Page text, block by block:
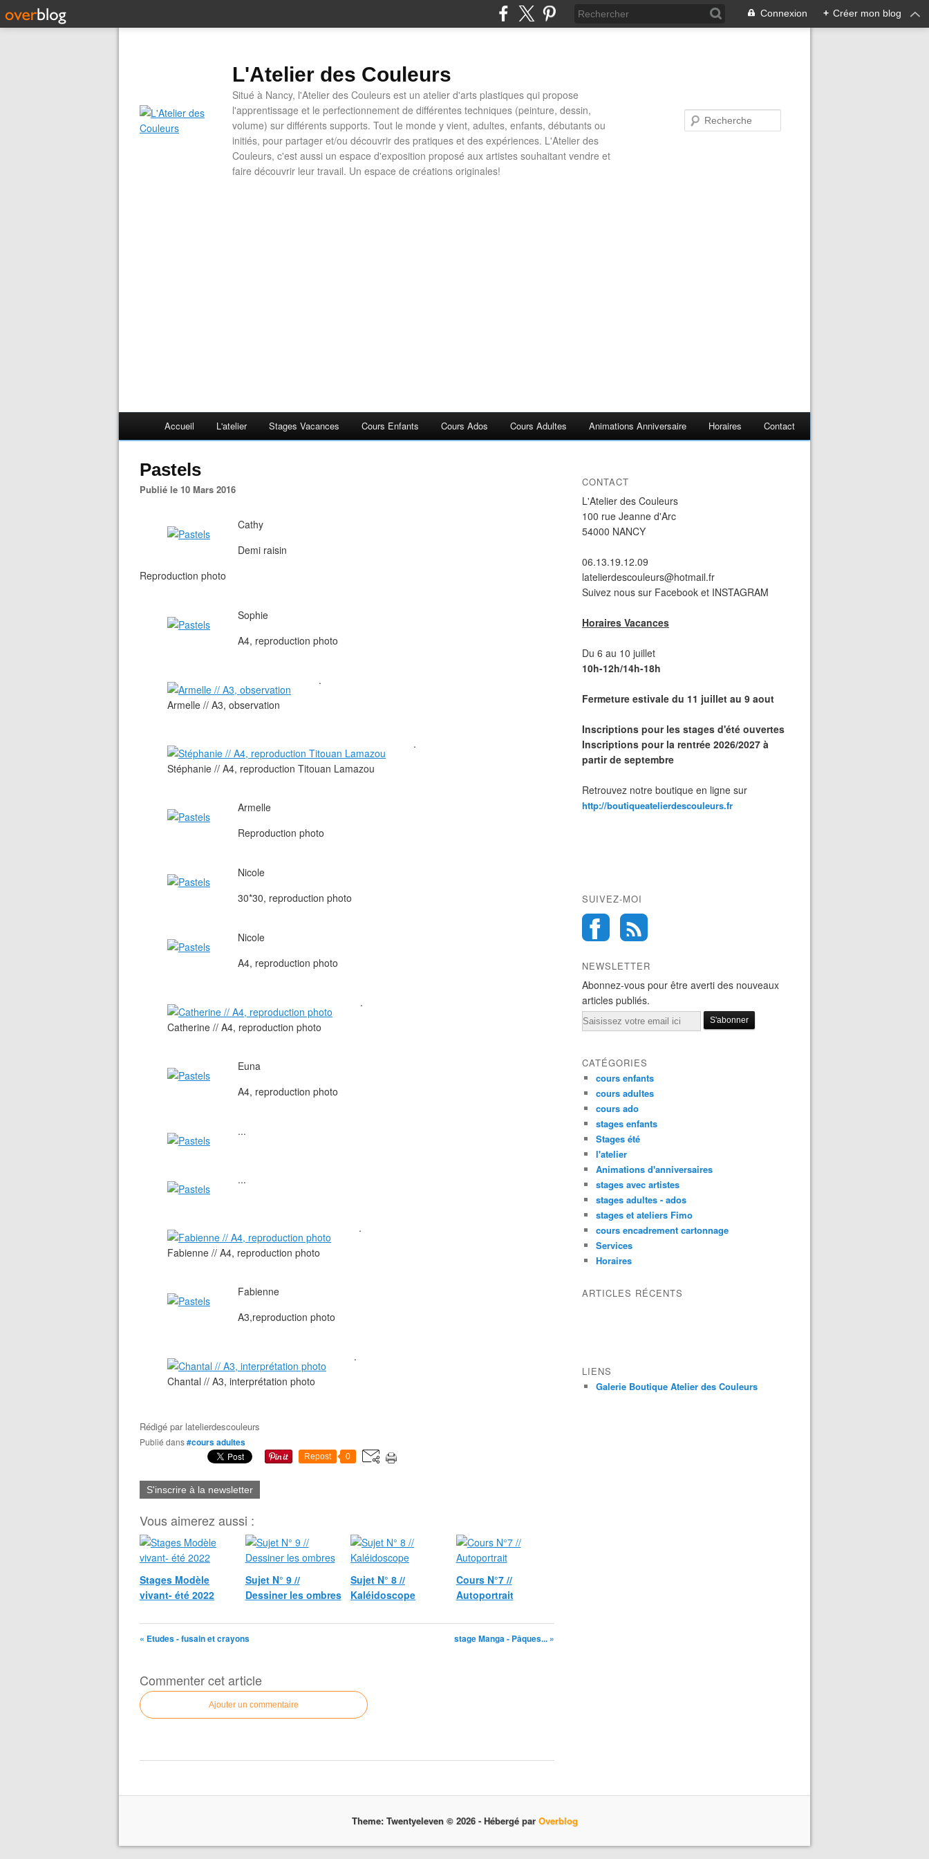
Connexion + Créer mon blog
L'Atelier des Couleurs
Situé à Nancy, l'Atelier des Couleurs est un atelier d'arts plastiques qui propose
l'apprentissage et le perfectionnement de différentes techniques (peinture, dessin,
volume) sur différents supports. Tout le monde y vient, adultes, enfants, débutants ou
initiés, pour partager et/ou découvrir des pratiques et des expériences. L'Atelier des
Couleurs, c'est aussi un espace d'exposition proposé aux artistes souhaitant vendre et
faire découvrir leur travail. Un espace de créations originales!
Accueil L'atelier Stages Vacances Cours Enfants Cours Ados Cours Adultes Animations Anniversaire Horaires Contact
Pastels
Publié le 10 Mars 2016
Cathy
Demi raisin
Reproduction photo
Sophie
A4, reproduction photo
Armelle // A3, observation
.
Stéphanie // A4, reproduction Titouan Lamazou
.
Armelle
Reproduction photo
Nicole
30*30, reproduction photo
Nicole
A4, reproduction photo
Catherine // A4, reproduction photo
.
Euna
A4, reproduction photo
...
...
Fabienne // A4, reproduction photo
.
Fabienne
A3,reproduction photo
Chantal // A3, interprétation photo
.
Rédigé par latelierdescouleurs
Publié dans#cours adultes
Repost 0
S'inscrire à la newsletter
Vous aimerez aussi :
Stages Modèle
vivant- été 2022
Sujet N° 9 //
Dessiner les ombres
Sujet N° 8 //
Kaléidoscope
Cours N°7 //
Autoportrait
« Etudes - fusain et crayons stage Manga - Pâques... »
Commenter cet article
Ajouter un commentaire
CONTACT
L'Atelier des Couleurs
100 rue Jeanne d'Arc
54000 NANCY
06.13.19.12.09
latelierdescouleurs@hotmail.fr
Suivez nous sur Facebook et INSTAGRAM
Horaires Vacances
Du 6 au 10 juillet
10h-12h/14h-18h
Fermeture estivale du 11 juillet au 9 aout
Inscriptions pour les stages d'été ouvertes
Inscriptions pour la rentrée 2026/2027 à
partir de septembre
Retrouvez notre boutique en ligne sur
http://boutiqueatelierdescouleurs.fr
SUIVEZ-MOI
NEWSLETTER
Abonnez-vous pour être averti des nouveaux
articles publiés.
Email
CATÉGORIES
cours enfants
cours adultes
cours ado
stages enfants
Stages été
l'atelier
Animations d'anniversaires
stages avec artistes
stages adultes - ados
stages et ateliers Fimo
cours encadrement cartonnage
Services
Horaires
ARTICLES RÉCENTS
LIENS
Galerie Boutique Atelier des Couleurs
Theme: Twentyeleven © 2026 - Hébergé par Overblog